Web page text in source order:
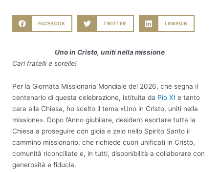
FACEBOOK TWITTER LINKEDIN
Uno in Cristo, uniti nella missione
Cari fratelli e sorelle!
Per la Giornata Missionaria Mondiale del 2026, che segna il
centenario di questa celebrazione, istituita da Pio XI e tanto
cara alla Chiesa, ho scelto il tema «Uno in Cristo, uniti nella
missione». Dopo l’Anno giubilare, desidero esortare tutta la
Chiesa a proseguire con gioia e zelo nello Spirito Santo il
cammino missionario, che richiede cuori unificati in Cristo,
comunità riconciliate e, in tutti, disponibilità a collaborare con
generosità e fiducia.